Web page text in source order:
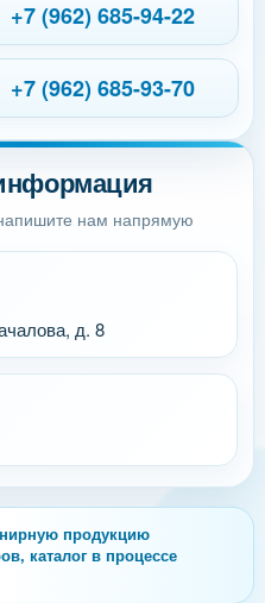
нам напрямую
д. 8
+7 (962) 685-94-22
+7 (962) 685-93-70
продукцию
каталог в процессе